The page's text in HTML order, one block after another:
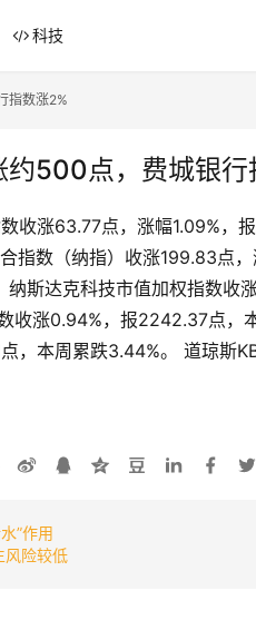
科技
指数涨2%
500点，费城银行
收涨63.77点，涨幅1.09%，
数（纳指）收涨199.83点
斯达克科技市值加权指数收
涨0.94%，报2242.37点，
，本周累跌3.44%。 道琼斯
”作用
风险较低